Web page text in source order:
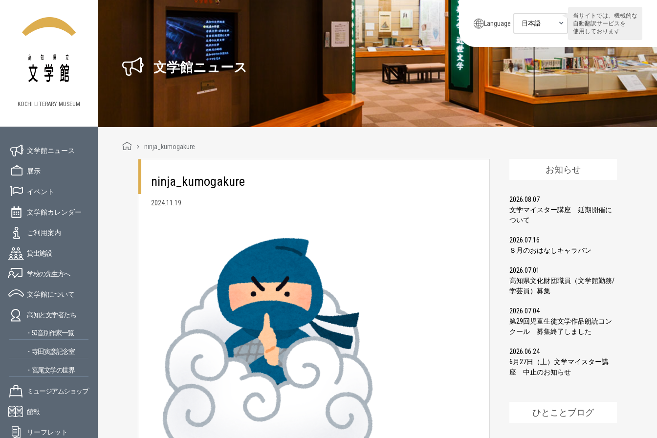
KOCHI LITERARY MUSEUM
文学館ニュース
展示
イベント
文学館カレンダー
ご利用案内
貸出施設
学校の先生方へ
文学館について
高知と文学者たち
・50音別作家一覧
・寺田寅彦記念室
・宮尾文学の世界
ミュージアムショップ
館報
リーフレット
Language
当サイトでは、機械的な
自動翻訳サービスを
使用しております
文学館ニュース
ninja_kumogakure
ninja_kumogakure
2024.11.19
お知らせ
2026.08.07
文学マイスター講座 延期開催に
ついて
2026.07.16
８月のおはなしキャラバン
2026.07.01
高知県文化財団職員（文学館勤務/
学芸員）募集
2026.07.04
第29回児童生徒文学作品朗読コン
クール 募集終了しました
2026.06.24
6月27日（土）文学マイスター講
座 中止のお知らせ
ひとことブログ